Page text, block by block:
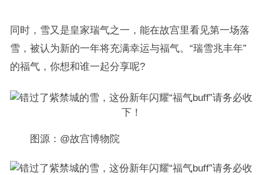
同时，雪又是皇家瑞气之一，能在故宫里看见第一场落
雪，被认为新的一年将充满幸运与福气。“瑞雪兆丰年”
的福气，你想和谁一起分享呢?
图源：@故宫博物院